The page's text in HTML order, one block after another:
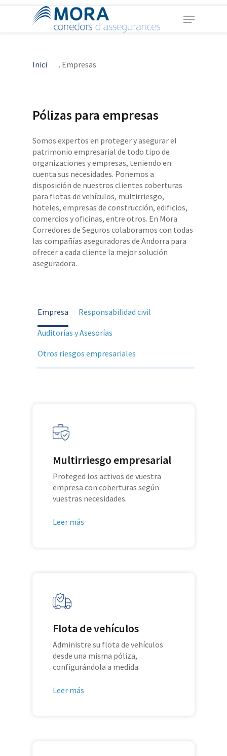
Menu
Inici . Empresas
Pólizas para empresas
Somos expertos en proteger y asegurar el
patrimonio empresarial de todo tipo de
organizaciones y empresas, teniendo en
cuenta sus necesidades. Ponemos a
disposición de nuestros clientes coberturas
para flotas de vehículos, multirriesgo,
hoteles, empresas de construcción, edificios,
comercios y oficinas, entre otros. En Mora
Corredores de Seguros colaboramos con todas
las compañías aseguradoras de Andorra para
ofrecer a cada cliente la mejor solución
aseguradora.
Empresa Responsabilidad civil
Auditorías y Asesorías
Otros riesgos empresariales
Multirriesgo empresarial
Proteged los activos de vuestra
empresa con coberturas según
vuestras necesidades.
Leer más
Flota de vehículos
Administre su flota de vehículos
desde una misma póliza,
configurándola a medida.
Leer más